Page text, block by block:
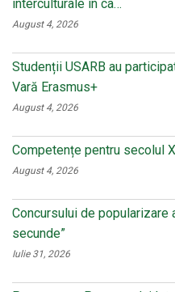
interculturale în ca…
August 4, 2026
Studenții USARB au
Vară Erasmus+
August 4, 2026
Competențe pentru secolul
August 4, 2026
Concursului de popularizare
secunde”
Iulie 31, 2026